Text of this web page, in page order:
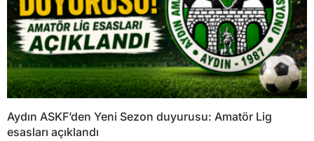
Aydın ASKF’den Yeni Sezon duyurusu: Amatör Lig
esasları açıklandı